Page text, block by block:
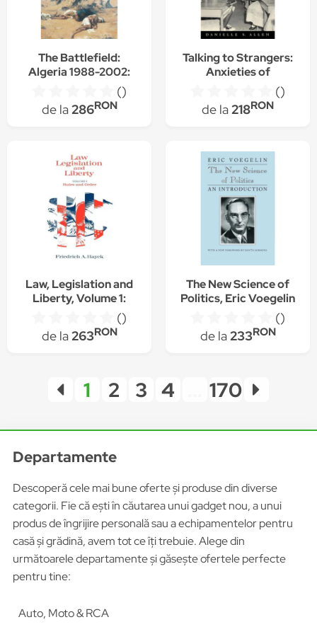
The Battlefield:
Algeria 1988-2002:
Studies in a Broken
Polity, Hugh Roberts
(Author)
()
de la286RON
Talking to Strangers:
Anxieties of
Citizenship Since
Brown V. Board of
Education, Danielle S.
()
de la218RON
Law, Legislation and
Liberty, Volume 1:
Rules and Order,
Friedrich A. Von
Hayek
()
de la263RON
The New Science of
Politics, Eric Voegelin
()
de la233RON
1 2 3 4 170
Departamente
Descoperă cele mai bune oferte și produse din diverse
categorii. Fie că ești în căutarea unui gadget nou, a unui
produs de îngrijire personală sau a echipamentelor pentru
casă și grădină, avem tot ce îți trebuie. Alege din
următoarele departamente și găsește ofertele perfecte
pentru tine:
Auto, Moto & RCA